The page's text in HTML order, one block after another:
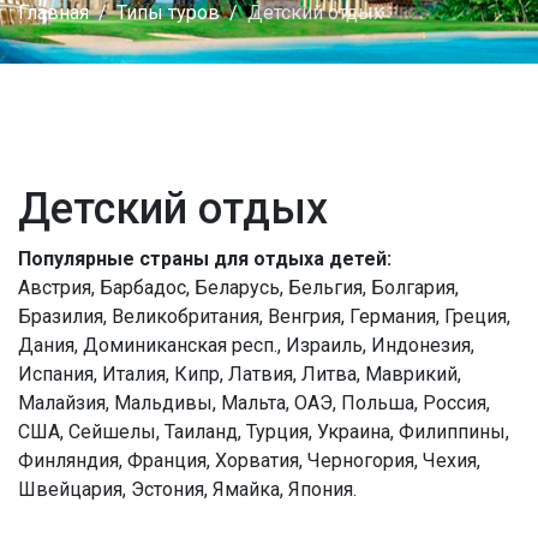
Главная Типы туров Детский отдых
Детский отдых
Популярные страны для отдыха детей:
Австрия, Барбадос, Беларусь, Бельгия, Болгария,
Бразилия, Великобритания, Венгрия, Германия, Греция,
Дания, Доминиканская респ., Израиль, Индонезия,
Испания, Италия, Кипр, Латвия, Литва, Маврикий,
Малайзия, Мальдивы, Мальта, ОАЭ, Польша, Россия,
США, Сейшелы, Таиланд, Турция, Украина, Филиппины,
Финляндия, Франция, Хорватия, Черногория, Чехия,
Швейцария, Эстония, Ямайка, Япония.